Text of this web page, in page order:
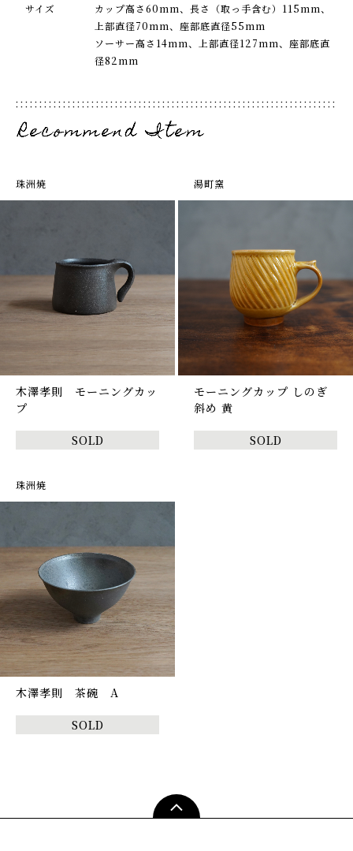
サイズ
カップ高さ60mm、長さ（取っ手含む）115mm、
上部直径70mm、座部底直径55mm
ソーサー高さ14mm、上部直径127mm、座部底直
径82mm
珠洲焼
木澤孝則 モーニングカッ
プ
SOLD
湯町窯
モーニングカップ しのぎ
斜め 黄
SOLD
珠洲焼
木澤孝則 茶碗 A
SOLD